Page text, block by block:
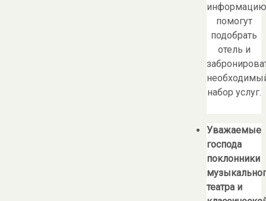
помогут
подобрать
отель и
набор услуг.
Уважаемые
господа
поклонники
театра и